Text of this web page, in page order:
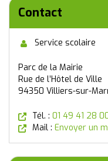
Contact
Service scolaire
Parc de la Mairie
Rue de l’Hôtel de Ville
94350 Villiers-sur-
Tél. : 01 49 41 28
Mail : Envoyer un